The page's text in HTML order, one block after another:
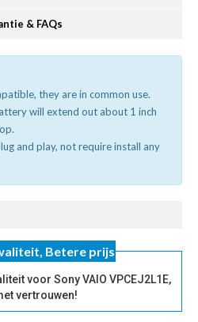
& FAQs
they are in common use.
will extend out about 1 inch
and play, not require install any
Betere prijs
voor Sony VAIO VPCEJ2L1E,
vertrouwen!